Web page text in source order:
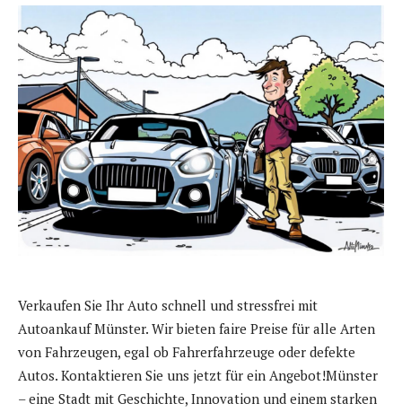
Verkaufen Sie Ihr Auto schnell und stressfrei mit
Autoankauf Münster. Wir bieten faire Preise für alle Arten
von Fahrzeugen, egal ob Fahrerfahrzeuge oder defekte
Autos. Kontaktieren Sie uns jetzt für ein Angebot!Münster
– eine Stadt mit Geschichte, Innovation und einem starken